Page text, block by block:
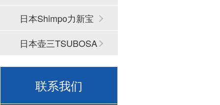
CH
日本Shimpo力新宝
日本壶三TSUBOSA
N
联系我们